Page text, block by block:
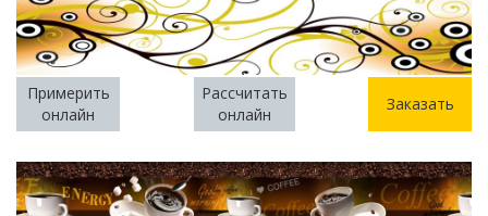
Примерить
онлайн
Рассчитать
онлайн
Заказать